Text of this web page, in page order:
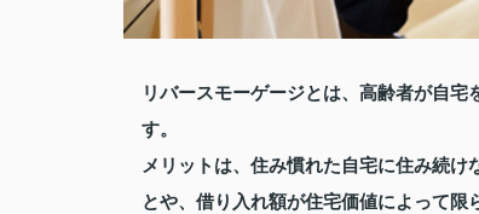
リバースモーゲージとは、高齢者が自
す。
メリットは、住み慣れた自宅に住み続
とや、借り入れ額が住宅価値によって限